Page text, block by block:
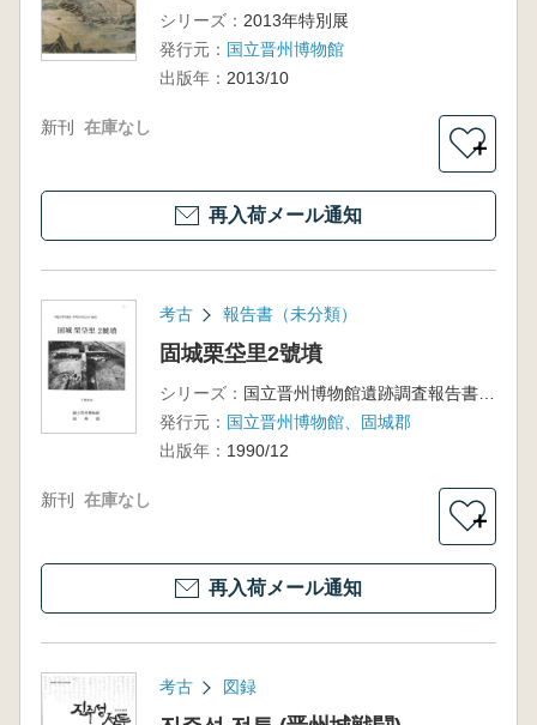
シリーズ： 2013年特別展
発行元： 国立晋州博物館
出版年： 2013/10
新刊 在庫なし
＋
再入荷メール通知
考古 報告書（未分類）
固城栗垈里2號墳
シリーズ：
国立晋州博物館遺跡調査報告書第4冊
発行元： 国立晋州博物館、固城郡
出版年： 1990/12
新刊 在庫なし
＋
再入荷メール通知
考古 図録